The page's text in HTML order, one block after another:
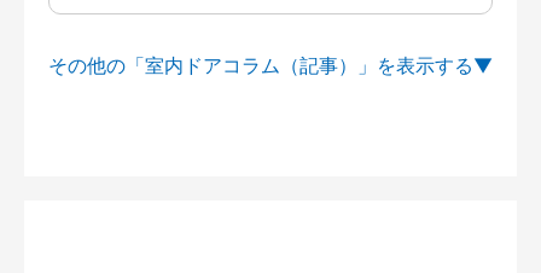
その他の「室内ドアコラム（記事）」を